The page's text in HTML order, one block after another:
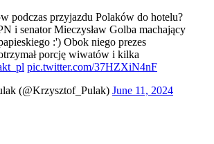
podczas przyjazdu Polaków do hotelu?
i senator Mieczysław Golba machający
:') Obok niego prezes
porcję wiwatów i kilka
pic.twitter.com/37HZXiN4nF
(@Krzysztof_Pulak) June 11, 2024